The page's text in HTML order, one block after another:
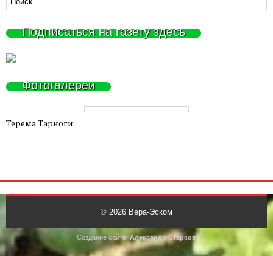
Подписаться на газету здесь
Фотогалереи
Терема Тарноги
© 2026 Вера-Эском
Создание сайта: Александр Старков